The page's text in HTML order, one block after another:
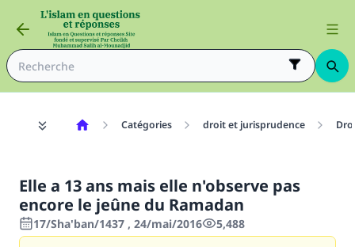
Catégories droit et jurisprudence
Elle a 13 ans mais elle n'observe pas
encore le jeûne du Ramadan
17/Sha'ban/1437 , 24/mai/2016 5,488